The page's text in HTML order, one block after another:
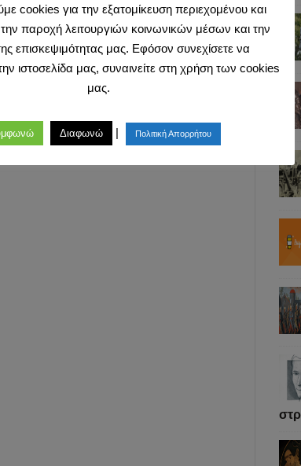
cookies για την εξατομίκευση περιεχομένου και
παροχή λειτουργιών κοινωνικών μέσων και την
επισκεψιμότητας μας. Εφόσον συνεχίσετε να
ιστοσελίδα μας, συναινείτε στη χρήση των cookies
μας.
Διαφωνώ | Πολιτική Απορρήτου